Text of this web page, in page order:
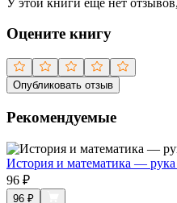
Оцените книгу
Опубликовать отзыв
Рекомендуемые
История и математика — рука
96 ₽
96 ₽